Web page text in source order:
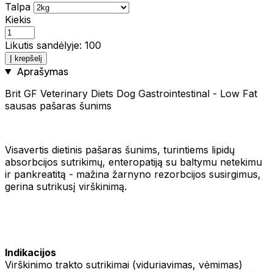
Talpa
Kiekis
Likutis sandėlyje: 100
Į krepšelį
Aprašymas
Brit GF Veterinary Diets Dog Gastrointestinal - Low Fat
sausas pašaras šunims
Visavertis dietinis pašaras šunims, turintiems lipidų
absorbcijos sutrikimų, enteropatiją su baltymu netekimu
ir pankreatitą - mažina žarnyno rezorbcijos susirgimus,
gerina sutrikusį virškinimą.
Indikacijos
Virškinimo trakto sutrikimai (viduriavimas, vėmimas)